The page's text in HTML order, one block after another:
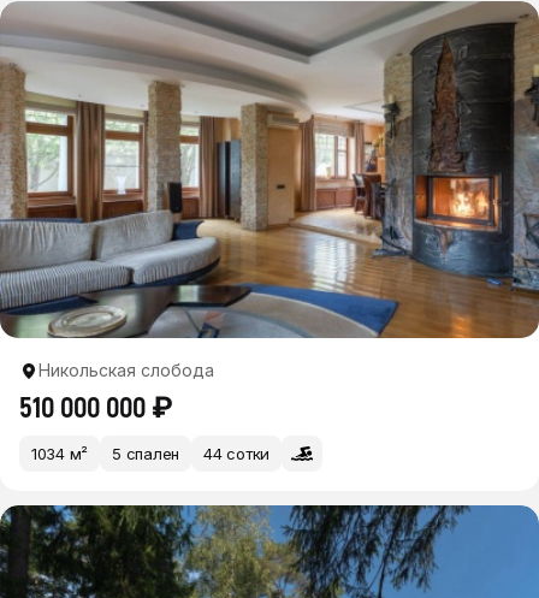
Никольская слобода
510 000 000 ₽
1034 м² 5 спален 44 сотки